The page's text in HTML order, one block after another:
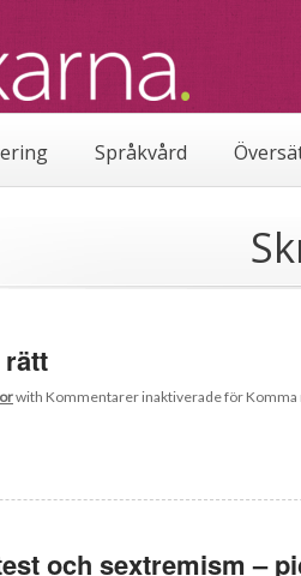
Språkvård
rätt
with Kommentarer inaktiveradeför Komma
och sextremism –